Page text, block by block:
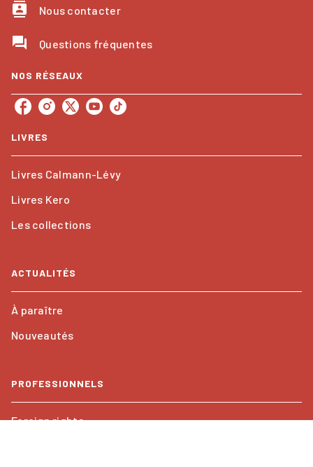
contacts Nous contacter
question_answer Questions fréquentes
NOS RÉSEAUX
LIVRES
Livres Calmann-Lévy
Livres Kero
Les collections
ACTUALITÉS
À paraître
Nouveautés
PROFESSIONNELS
Foreign rights